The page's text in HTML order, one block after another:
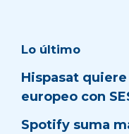
Lo último
Hispasat
europeo con
Spotify suma